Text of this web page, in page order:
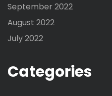
September 2022
August 2022
July 2022
Categories